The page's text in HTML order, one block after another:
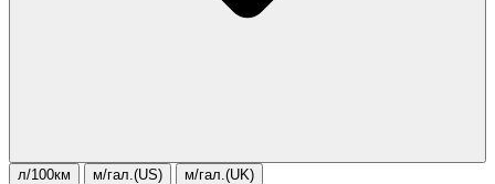
л/100км м/гал.(US) м/гал.(UK)